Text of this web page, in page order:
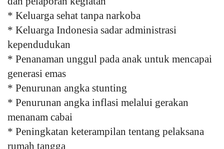
* Keluarga sehat tanpa narkoba
* Keluarga Indonesia sadar administrasi
kependudukan
* Penanaman unggul pada anak untuk mencapai
generasi emas
* Penurunan angka stunting
* Penurunan angka inflasi melalui gerakan
menanam cabai
* Peningkatan keterampilan tentang pelaksana
rumah tangga